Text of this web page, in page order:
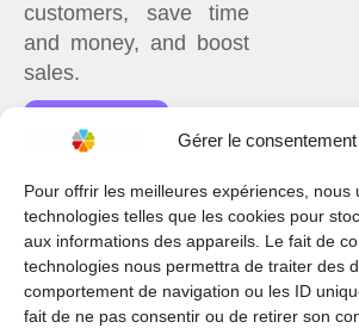
Gérer le consentement
Pour offrir les meilleures expériences, nous
technologies telles que les cookies pour
aux informations des appareils. Le fait de
technologies nous permettra de traiter des
comportement de navigation ou les ID
fait de ne pas consentir ou de retirer son
customers, save time
and money, and boost
sales.
Start now